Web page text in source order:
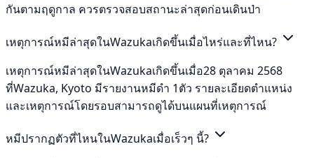
กันตามฤดูกาล ควรตรวจสอบสถานะล่าสุดก่อนเดินป่า
เหตุการณ์หมีล่าสุดในWazukaเกิดขึ้นเมื่อไหร่และที่ไหน?
เหตุการณ์หมีล่าสุดในWazukaเกิดขึ้นเมื่อ28 ตุลาคม 2568
ที่Wazuka, Kyoto มีรายงานหมีดำ 1ตัว รายละเอียดตำแหน่ง
และเหตุการณ์โดยรอบสามารถดูได้บนแผนที่เหตุการณ์
หมีปรากฏตัวที่ไหนในWazukaเมื่อเร็วๆ นี้?